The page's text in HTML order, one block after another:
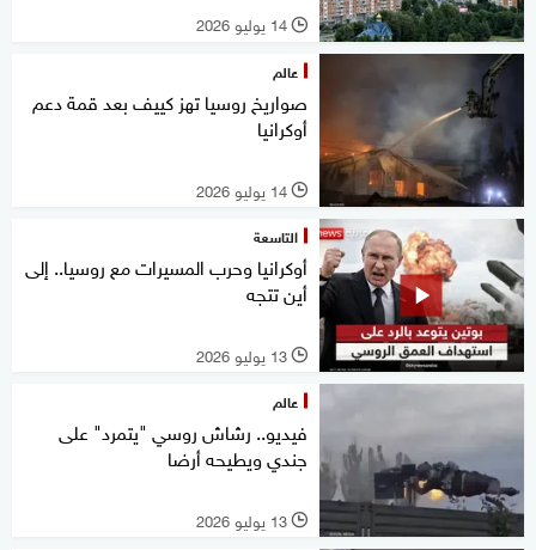
l 14 يوليو 2026
عالم
صواريخ روسيا تهز كييف بعد قمة دعم
أوكرانيا
l 14 يوليو 2026
التاسعة
أوكرانيا وحرب المسيرات مع روسيا.. إلى
أين تتجه
l 13 يوليو 2026
عالم
فيديو.. رشاش روسي "يتمرد" على
جندي ويطيحه أرضا
l 13 يوليو 2026